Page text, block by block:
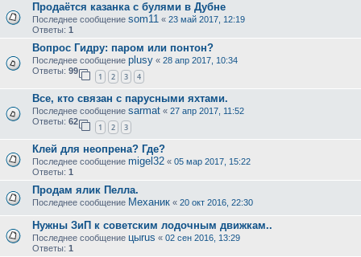
Продаётся казанка с булями в Дубне
Последнее сообщение som11 « 23 май 2017, 12:19
Ответы: 1
Вопрос Гидру: паром или понтон?
Последнее сообщение plusy « 28 апр 2017, 10:34
Ответы: 99
1 2 3 4
Все, кто связан с парусными яхтами.
Последнее сообщение sarmat « 27 апр 2017, 11:52
Ответы: 62
1 2 3
Клей для неопрена? Где?
Последнее сообщение migel32 « 05 мар 2017, 15:22
Ответы: 1
Продам ялик Пелла.
Последнее сообщение Механик « 20 окт 2016, 22:30
Нужны ЗиП к советским лодочным движкам..
Последнее сообщение цыrus « 02 сен 2016, 13:29
Ответы: 1